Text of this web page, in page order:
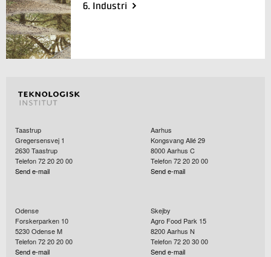
6. Industri
Taastrup
Gregersensvej 1
2630Taastrup
Telefon 72 20 20 00
Send e-mail
Aarhus
Kongsvang Allé 29
8000Aarhus C
Telefon 72 20 20 00
Send e-mail
Odense
Forskerparken 10
5230Odense M
Telefon 72 20 20 00
Send e-mail
Skejby
Agro Food Park 15
8200Aarhus N
Telefon 72 20 30 00
Send e-mail